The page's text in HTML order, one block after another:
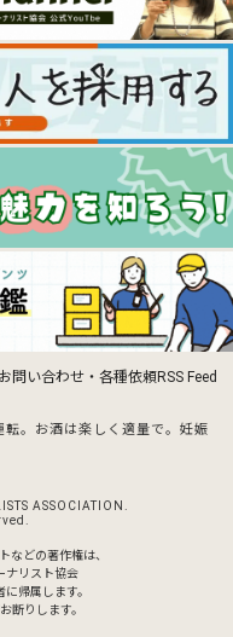
お問い合わせ・各種依頼RSS Feed
。お酒は楽しく適量で。 妊娠
ASSOCIATION.
などの著作権は、
ナリスト協会
帰属します。
断りします。